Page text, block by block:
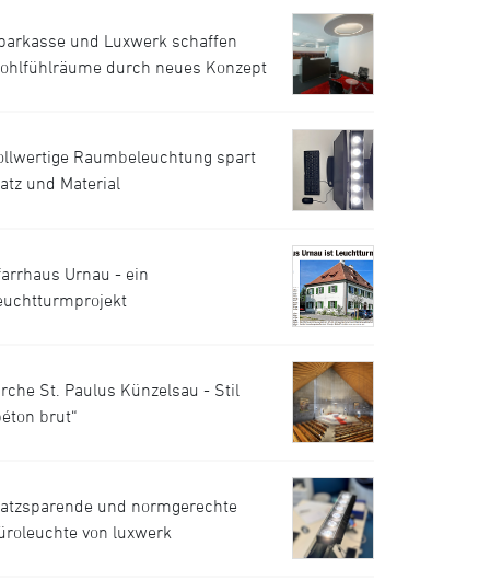
und Luxwerk schaffen
durch neues Konzept
Raumbeleuchtung spart
und Material
Urnau - ein
St. Paulus Künzelsau - Stil
brut“
und normgerechte
von luxwerk